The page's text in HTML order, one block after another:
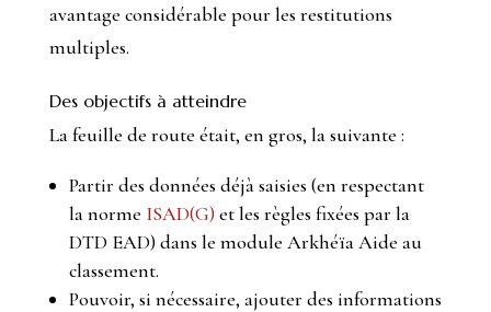
avantage considérable pour les restitutions
multiples.
Des objectifs à atteindre
La feuille de route était, en gros, la suivante :
Partir des données déjà saisies (en respectant
la norme ISAD(G)et les règles fixées par la
DTD EAD) dans le module Arkhéïa Aide au
classement.
Pouvoir, si nécessaire, ajouter des informations